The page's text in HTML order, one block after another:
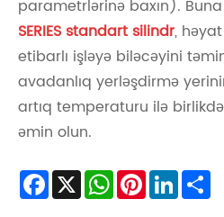
parametrlərinə baxın).
SERIES standart silindr,
etibarlı işləyə biləcəyini
avadanlıq yerləşdirmə
artıq temperaturu ilə
əmin olun.
Facebook
X WhatsApp
PinterestLinkedIn